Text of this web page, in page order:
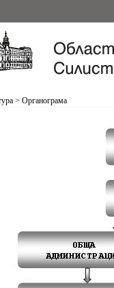
> Органограма